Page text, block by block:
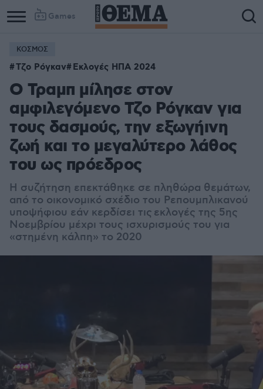
Games
ΚΟΣΜΟΣ
Τζο Ρόγκαν Εκλογές ΗΠΑ 2024
O Τραμπ μίλησε στον
αμφιλεγόμενο Τζο Ρόγκαν για
τους δασμούς, την εξωγήινη
ζωή και το μεγαλύτερο λάθος
του ως πρόεδρος
Η συζήτηση επεκτάθηκε σε πληθώρα θεμάτων,
από το οικονομικό σχέδιο του Ρεπουμπλικανού
υποψήφιου εάν κερδίσει τις εκλογές της 5ης
Νοεμβρίου μέχρι τους ισχυρισμούς του για
«στημένη κάλπη» το 2020